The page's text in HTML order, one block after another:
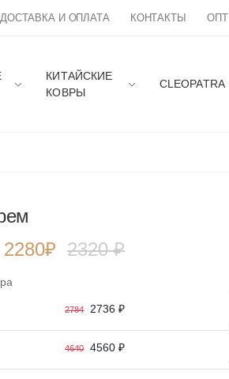
ДОСТАВКА И ОПЛАТА КОНТАКТЫ ОПТ
КИТАЙСКИЕ
КОВРЫ
CLEOPATRA
2280₽ 2320 ₽
27842736 ₽
46404560 ₽